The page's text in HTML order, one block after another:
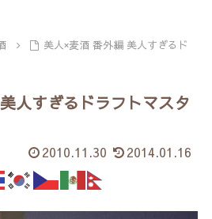
美人×麦酒 番外編 美人すぎるド
人すぎるドラフトマスタ
2010.11.30 2014.01.16